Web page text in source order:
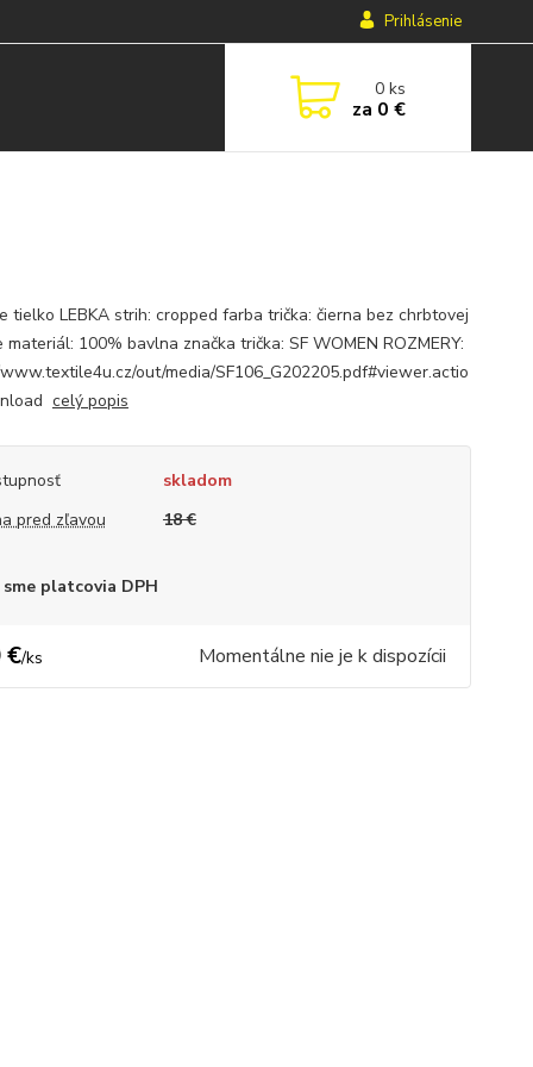
Prihlásenie
0ks
za 0 €
tielko LEBKA strih: cropped farba trička: čierna bez chrbtovej
materiál: 100% bavlna značka trička: SF WOMEN ROZMERY:
out/media/SF106_G202205.pdf#viewer.actio
celý popis
skladom
pred zľavou
18 €
sme platcovia DPH
€/ks Momentálne nie je k dispozícii